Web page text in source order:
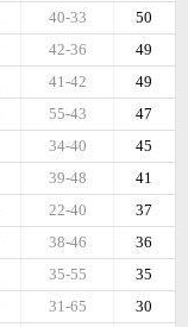
50
40-33
49
42-36
49
41-42
47
55-43
45
34-40
41
39-48
37
22-40
36
38-46
35
35-55
30
31-65